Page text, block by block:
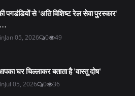
पगडंडियों से 'अति विशिष्ट रेल सेवा पुरस्कार'
Jan 05, 2026 0 49
घर चिल्लाकर बताता है 'वास्तु दोष'
Jul 05, 2026 0 36